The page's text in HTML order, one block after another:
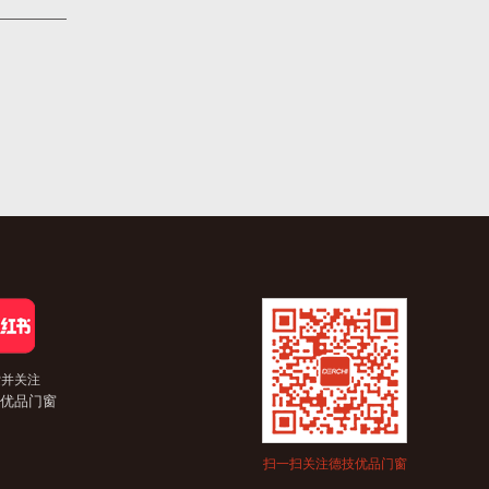
关注
品门窗
扫一扫关注德技优品门窗